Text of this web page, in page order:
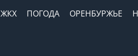
ЖКХ ПОГОДА ОРЕНБУРЖЬЕ